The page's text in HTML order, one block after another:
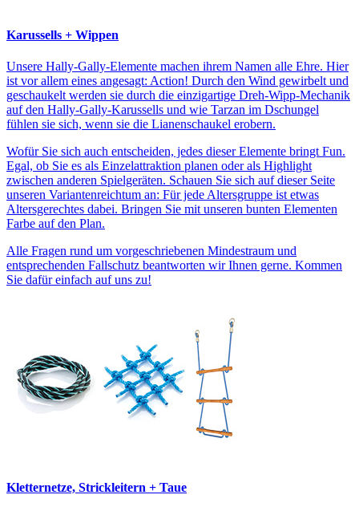
Karussells + Wippen
Unsere Hally-Gally-Elemente machen ihrem Namen alle Ehre. Hier
ist vor allem eines angesagt: Action! Durch den Wind gewirbelt und
geschaukelt werden sie durch die einzigartige Dreh-Wipp-Mechanik
auf den Hally-Gally-Karussells und wie Tarzan im Dschungel
fühlen sie sich, wenn sie die Lianenschaukel erobern.
Wofür Sie sich auch entscheiden, jedes dieser Elemente bringt Fun.
Egal, ob Sie es als Einzelattraktion planen oder als Highlight
zwischen anderen Spielgeräten. Schauen Sie sich auf dieser Seite
unseren Variantenreichtum an: Für jede Altersgruppe ist etwas
Altersgerechtes dabei. Bringen Sie mit unseren bunten Elementen
Farbe auf den Plan.
Alle Fragen rund um vorgeschriebenen Mindestraum und
entsprechenden Fallschutz beantworten wir Ihnen gerne. Kommen
Sie dafür einfach auf uns zu!
Kletternetze, Strickleitern + Taue